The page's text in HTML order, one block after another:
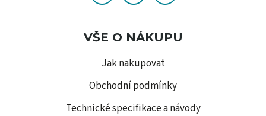
VŠE O NÁKUPU
Jak nakupovat
Obchodní podmínky
Technické specifikace a návody